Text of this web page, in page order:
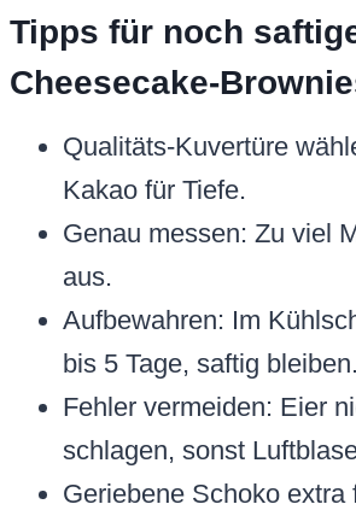
Tipps für noch
Cheesecake-
Qualitäts-Kuvertüre
Kakao für Tiefe.
Genau messen: Zu viel
aus.
Aufbewahren: Im
bis 5 Tage, saftig bleiben.
Fehler vermeiden: Eier
schlagen, sonst
Geriebene Schoko extra